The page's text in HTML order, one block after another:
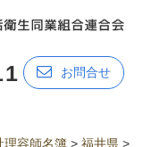
お問合せ
理容師名簿 >福井県 >